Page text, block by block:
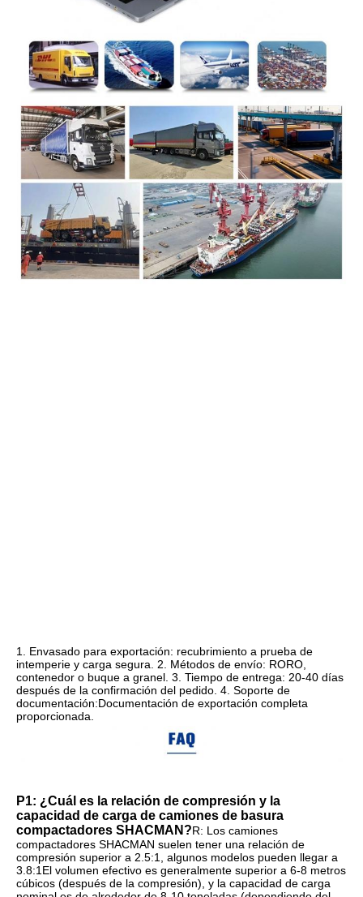
1. Envasado para exportación: recubrimiento a prueba de
intemperie y carga segura. 2. Métodos de envío: RORO,
contenedor o buque a granel. 3. Tiempo de entrega: 20-40 días
después de la confirmación del pedido. 4. Soporte de
documentación:Documentación de exportación completa
proporcionada.
P1: ¿Cuál es la relación de compresión y la
capacidad de carga de camiones de basura
compactadores SHACMAN?R: Los camiones
compactadores SHACMAN suelen tener una relación de
compresión superior a 2.5:1, algunos modelos pueden llegar a
3.8:1El volumen efectivo es generalmente superior a 6-8 metros
cúbicos (después de la compresión), y la capacidad de carga